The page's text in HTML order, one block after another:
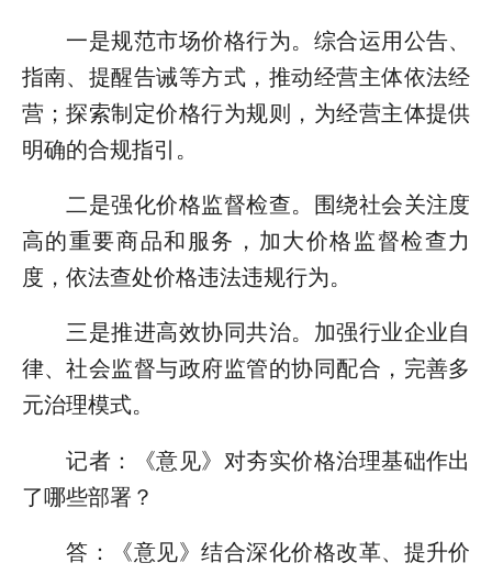
一是规范市场价格行为。综合运用公告、
指南、提醒告诫等方式，推动经营主体依法经
营；探索制定价格行为规则，为经营主体提供
明确的合规指引。
二是强化价格监督检查。围绕社会关注度
高的重要商品和服务，加大价格监督检查力
度，依法查处价格违法违规行为。
三是推进高效协同共治。加强行业企业自
律、社会监督与政府监管的协同配合，完善多
元治理模式。
记者：《意见》对夯实价格治理基础作出
了哪些部署？
答：《意见》结合深化价格改革、提升价